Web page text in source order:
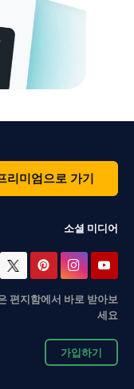
리미엄으로 가기
소셜 미디어
편지함에서 바로 받아보
세요
가입하기